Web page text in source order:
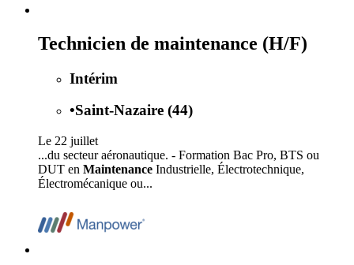
Technicien de maintenance (H/F)
Intérim
•Saint-Nazaire (44)
Le 22 juillet
...du secteur aéronautique. - Formation Bac Pro, BTS ou
DUT en Maintenance Industrielle, Électrotechnique,
Électromécanique ou...